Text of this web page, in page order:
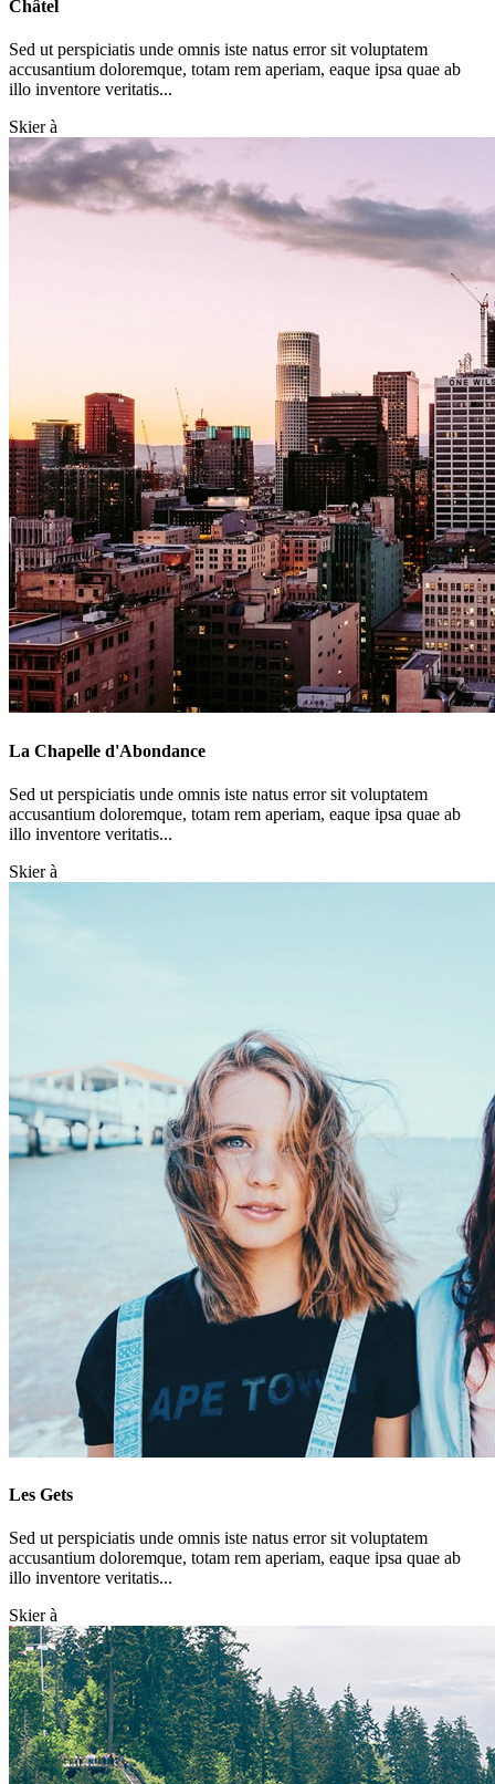
Châtel
Sed ut perspiciatis unde omnis iste natus error sit voluptatem
accusantium doloremque, totam rem aperiam, eaque ipsa quae ab
illo inventore veritatis...
Skier à
La Chapelle d'Abondance
Sed ut perspiciatis unde omnis iste natus error sit voluptatem
accusantium doloremque, totam rem aperiam, eaque ipsa quae ab
illo inventore veritatis...
Skier à
Les Gets
Sed ut perspiciatis unde omnis iste natus error sit voluptatem
accusantium doloremque, totam rem aperiam, eaque ipsa quae ab
illo inventore veritatis...
Skier à